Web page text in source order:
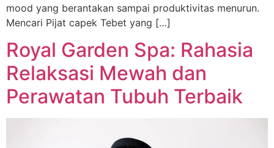
mood yang berantakan sampai produktivitas menurun.
Mencari Pijat capek Tebet yang […]
Royal Garden Spa: Rahasia
Relaksasi Mewah dan
Perawatan Tubuh Terbaik